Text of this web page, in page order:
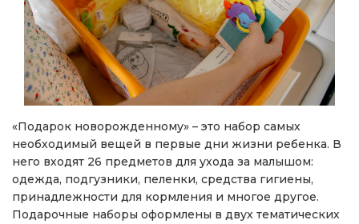
«Подарок новорожденному» – это набор самых
необходимый вещей в первые дни жизни ребенка. В
него входят 26 предметов для ухода за малышом:
одежда, подгузники, пеленки, средства гигиены,
принадлежности для кормления и многое другое.
Подарочные наборы оформлены в двух тематических